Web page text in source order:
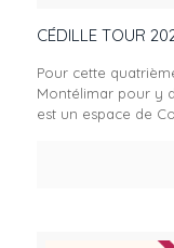
CÉDILLE TOUR
Pour cette
Montélimar pour y
est un espace de